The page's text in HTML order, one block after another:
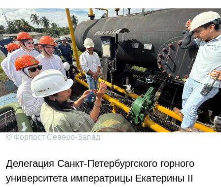
© Форпост Северо-Запад
Делегация Санкт-Петербургского горного
университета императрицы Екатерины II